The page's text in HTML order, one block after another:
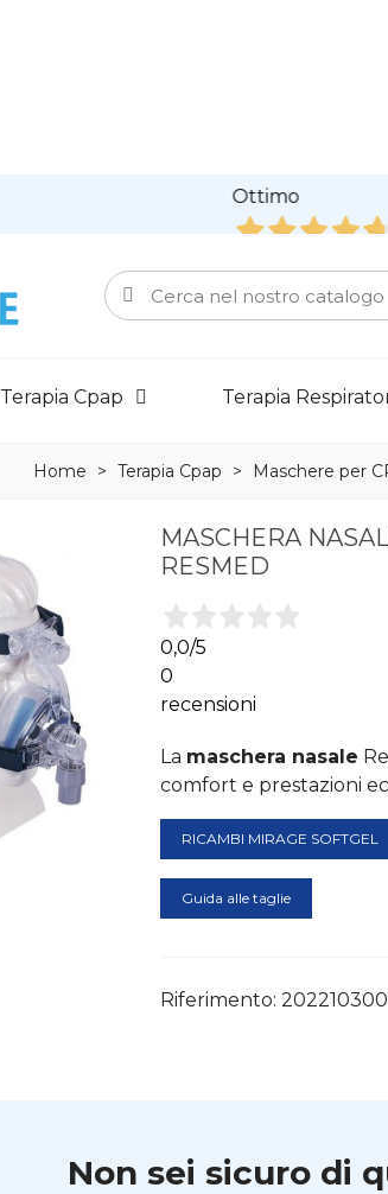
SPEDIZIONI
Ottimo
Recensioni
Terapia Cpap Terapia
Home > Terapia Cpap > Maschere per
MASCHERA
RESMED
0,0/5
0
recensioni
La maschera nasale
comfort e prestazioni
RICAMBI MIRAGE SOFTGEL
Guida alle taglie
Riferimento:
Non sei sicuro di